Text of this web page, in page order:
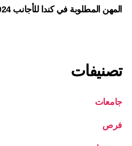
المهن المطلوبة في كندا للأجانب 2024 (مع الرواتب)
تصنيفات
جامعات
فرص